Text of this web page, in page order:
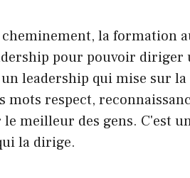
la formation
pour pouvoir diriger
leadership qui mise sur
mots respect,
meilleur des gens. C'est
la dirige.